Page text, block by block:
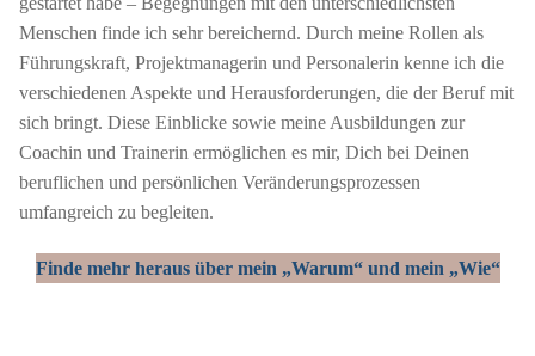
Menschen finde ich sehr bereichernd. Durch meine Rollen als
Führungskraft, Projektmanagerin und Personalerin kenne ich die
verschiedenen Aspekte und Herausforderungen, die der Beruf mit
sich bringt. Diese Einblicke sowie meine Ausbildungen zur
Coachin und Trainerin ermöglichen es mir, Dich bei Deinen
beruflichen und persönlichen Veränderungsprozessen
umfangreich zu begleiten.
Finde mehr heraus über mein „Warum“ und mein „Wie“